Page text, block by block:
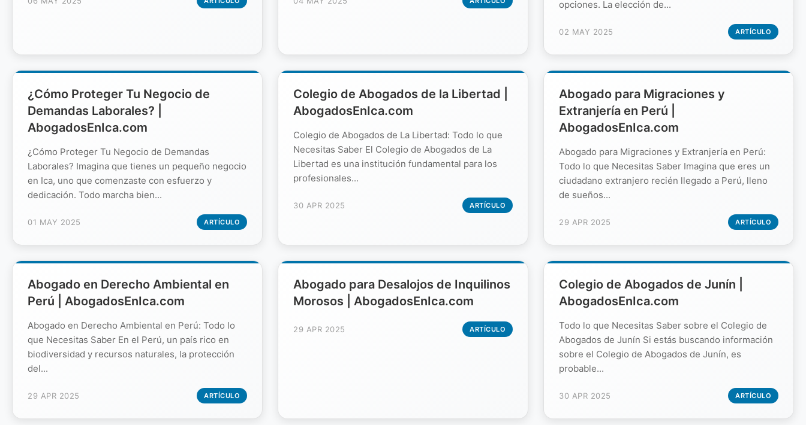
opciones. La elección de...
02 MAY 2025 ARTÍCULO
¿Cómo Proteger Tu Negocio de
Demandas Laborales? |
AbogadosEnIca.com
¿Cómo Proteger Tu Negocio de Demandas
Laborales? Imagina que tienes un pequeño negocio
en Ica, uno que comenzaste con esfuerzo y
dedicación. Todo marcha bien...
01 MAY 2025 ARTÍCULO
Colegio de Abogados de la Libertad |
AbogadosEnIca.com
Colegio de Abogados de La Libertad: Todo lo que
Necesitas Saber El Colegio de Abogados de La
Libertad es una institución fundamental para los
profesionales...
30 APR 2025 ARTÍCULO
Abogado para Migraciones y
Extranjería en Perú |
AbogadosEnIca.com
Abogado para Migraciones y Extranjería en Perú:
Todo lo que Necesitas Saber Imagina que eres un
ciudadano extranjero recién llegado a Perú, lleno
de sueños...
29 APR 2025 ARTÍCULO
Abogado en Derecho Ambiental en
Perú | AbogadosEnIca.com
Abogado en Derecho Ambiental en Perú: Todo lo
que Necesitas Saber En el Perú, un país rico en
biodiversidad y recursos naturales, la protección
del...
29 APR 2025 ARTÍCULO
Abogado para Desalojos de Inquilinos
Morosos | AbogadosEnIca.com
29 APR 2025 ARTÍCULO
Colegio de Abogados de Junín |
AbogadosEnIca.com
Todo lo que Necesitas Saber sobre el Colegio de
Abogados de Junín Si estás buscando información
sobre el Colegio de Abogados de Junín, es
probable...
30 APR 2025 ARTÍCULO